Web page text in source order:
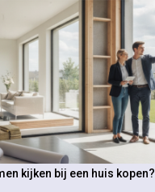
kijken bij een huis kopen?